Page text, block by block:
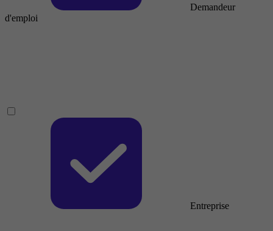
Demandeur
d'emploi
Entreprise